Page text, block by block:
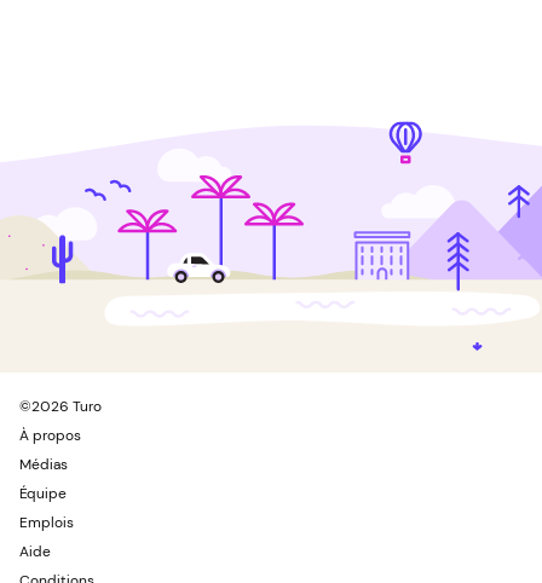
©2026 Turo
À propos
Médias
Équipe
Emplois
Aide